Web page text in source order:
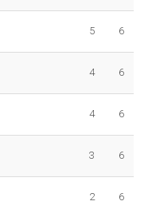
5 6
4 6
4 6
3 6
2 6